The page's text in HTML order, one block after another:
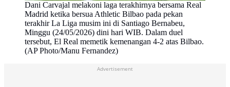
Dani Carvajal melakoni laga terakhirnya bersama Real
Madrid ketika bersua Athletic Bilbao pada pekan
terakhir La Liga musim ini di Santiago Bernabeu,
Minggu (24/05/2026) dini hari WIB. Dalam duel
tersebut, El Real memetik kemenangan 4-2 atas Bilbao.
(AP Photo/Manu Fernandez)